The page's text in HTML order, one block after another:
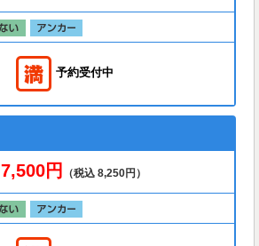
予約受付中
7,500円 （税込 8,250円）